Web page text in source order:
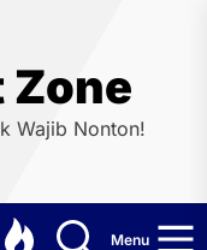
Zone
Wajib Nonton!
Menu